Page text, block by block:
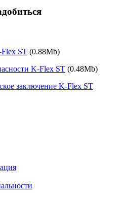
Flex ST (0.88Mb)
K-Flex ST (0.48Mb)
заключение K-Flex ST